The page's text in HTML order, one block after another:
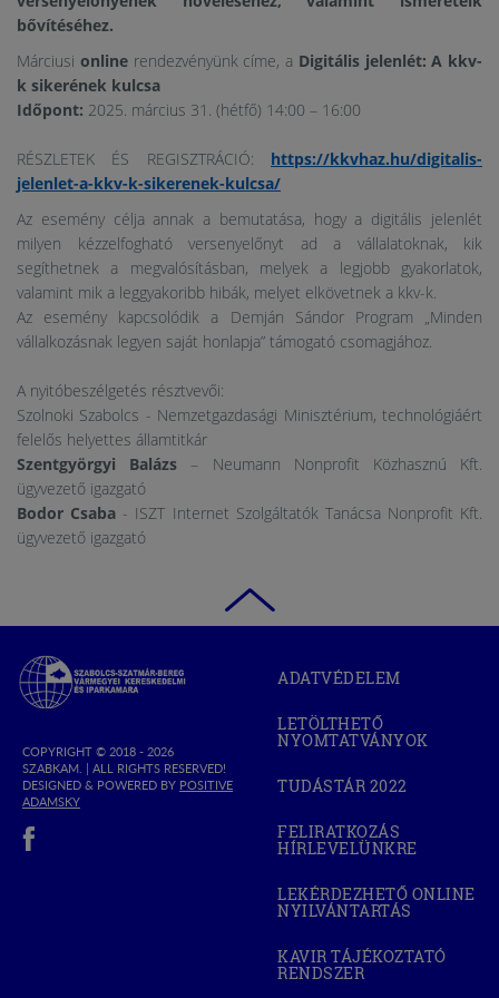
bővítéséhez.
Márciusi onlinerendezvényünk címe, a Digitális jelenlét: A kkv-
k sikerének kulcsa
Időpont: 2025. március 31. (hétfő) 14:00 – 16:00
RÉSZLETEK ÉS REGISZTRÁCIÓ: https://kkvhaz.hu/digitalis-
jelenlet-a-kkv-k-sikerenek-kulcsa/
Az esemény célja annak a bemutatása, hogy a digitális jelenlét
milyen kézzelfogható versenyelőnyt ad a vállalatoknak, kik
segíthetnek a megvalósításban, melyek a legjobb gyakorlatok,
valamint mik a leggyakoribb hibák, melyet elkövetnek a kkv-k.
Az esemény kapcsolódik a Demján Sándor Program „Minden
vállalkozásnak legyen saját honlapja” támogató csomagjához.
A nyitóbeszélgetés résztvevői:
Szolnoki Szabolcs - Nemzetgazdasági Minisztérium, technológiáért
felelős helyettes államtitkár
Szentgyörgyi Balázs – Neumann Nonprofit Közhasznú Kft.
ügyvezető igazgató
Bodor Csaba - ISZT Internet Szolgáltatók Tanácsa Nonprofit Kft.
ügyvezető igazgató
Szabolcs-
Szatmár-
Bereg
Kereskedelmi
és
Iparkamara
COPYRIGHT © 2018 - 2026
SZABKAM. | ALL RIGHTS RESERVED!
DESIGNED & POWERED BY POSITIVE
ADAMSKY(OPEN
ADATVÉDELEM
LETÖLTHETŐ
NYOMTATVÁNYOK
TUDÁSTÁR 2022
WINDOW)
FELIRATKOZÁS
HÍRLEVELÜNKRE
LEKÉRDEZHETŐ ONLINE
NYILVÁNTARTÁS
NEW
WINDOW)
KAVIR TÁJÉKOZTATÓ
RENDSZER(OPEN